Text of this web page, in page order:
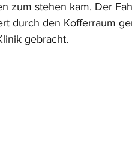
zum stehen kam. Der
durch den Kofferraum
gebracht.